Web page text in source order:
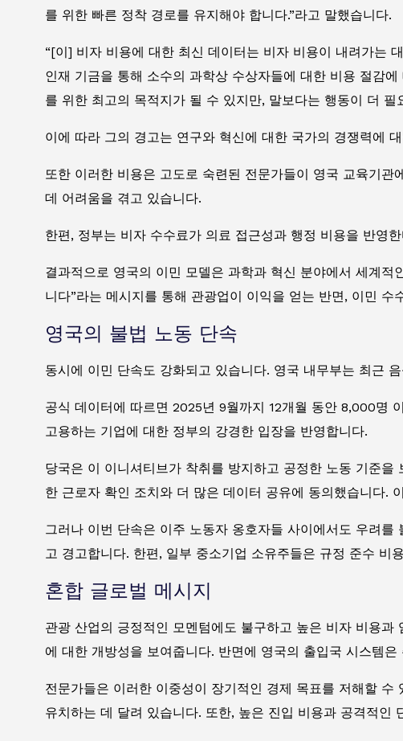
를 위한 빠른 정착 경로를 유지해야 합니다.”라고 말했습니다.
“[이] 비자 비용에 대한 최신 데이터는 비자 비용이 내려가는
인재 기금을 통해 소수의 과학상 수상자들에 대한 비용 절감
를 위한 최고의 목적지가 될 수 있지만, 말보다는 행동이 더 필
이에 따라 그의 경고는 연구와 혁신에 대한 국가의 경쟁력에
또한 이러한 비용은 고도로 숙련된 전문가들이 영국 교육기
데 어려움을 겪고 있습니다.
한편, 정부는 비자 수수료가 의료 접근성과 행정 비용을 반영
결과적으로 영국의 이민 모델은 과학과 혁신 분야에서 세계
니다”라는 메시지를 통해 관광업이 이익을 얻는 반면, 이민 수
영국의 불법 노동 단속
동시에 이민 단속도 강화되고 있습니다. 영국 내무부는 최근
공식 데이터에 따르면 2025년 9월까지 12개월 동안 8,000명
고용하는 기업에 대한 정부의 강경한 입장을 반영합니다.
당국은 이 이니셔티브가 착취를 방지하고 공정한 노동 기준
한 근로자 확인 조치와 더 많은 데이터 공유에 동의했습니다.
그러나 이번 단속은 이주 노동자 옹호자들 사이에서도 우려
고 경고합니다. 한편, 일부 중소기업 소유주들은 규정 준수
혼합 글로벌 메시지
관광 산업의 긍정적인 모멘텀에도 불구하고 높은 비자 비용
에 대한 개방성을 보여줍니다. 반면에 영국의 출입국 시스템
전문가들은 이러한 이중성이 장기적인 경제 목표를 저해할
유치하는 데 달려 있습니다. 또한, 높은 진입 비용과 공격적인